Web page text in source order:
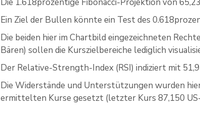
Ein Ziel der Bullen könnte ein Test des
Die beiden hier im Chartbild eingezeichneten
Bären) sollen die Kurszielbereiche lediglich
Der Relative-Strength-Index (RSI) indiziert mit
Die Widerstände und Unterstützungen wurden
ermittelten Kurse gesetzt (letzter Kurs 87,150